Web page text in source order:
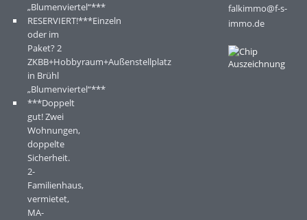
„Blumenviertel“***
RESERVIERT!***Einzeln
oder im
Paket? 2
ZKBB+Hobbyraum+Außenstellplatz
in Brühl
„Blumenviertel“***
***Doppelt
gut! Zwei
Wohnungen,
doppelte
Sicherheit.
2-
Familienhaus,
vermietet,
MA-
falkimmo@f-s-
immo.de